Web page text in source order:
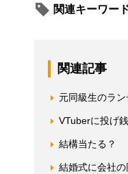
関連キーワー
関連記事
元同級生のラ
VTuberに投げ
結構当たる？
結婚式に会社